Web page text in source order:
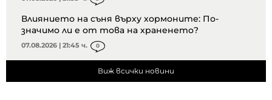
Влиянието на съня върху хормоните: По-
значимо ли е от това на храненето?
07.08.2026 | 21:45 ч. 0
Виж всички новини